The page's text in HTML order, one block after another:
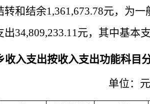
转和结余1,361,673.78元，为一
出34,809,233.11元，其中基本
收入支出按收入支出功能科目
位：元